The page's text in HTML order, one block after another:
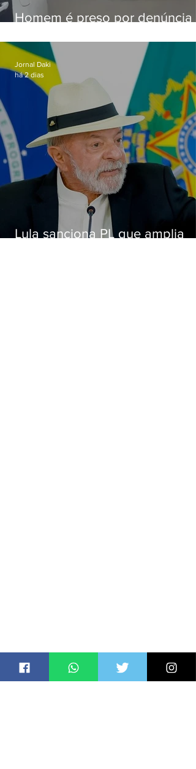
Homem é preso por denúncia
Alcântara
Lula sanciona PL que amplia
Jornal Daki
há 2 dias